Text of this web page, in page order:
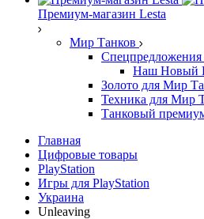
Премиум-магазин Lesta
Мир Танков
Спецпредложения
Наш Новый
Золото для Мир
Техника для Мир
Танковый
Главная
Цифровые товары
PlayStation
Игры для PlayStation
Украина
Unleaving